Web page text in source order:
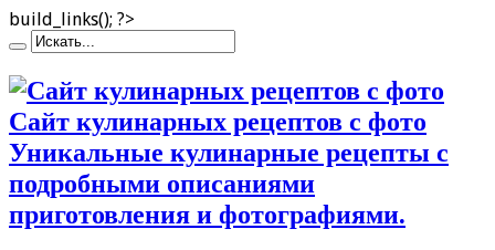
build_links(); ?>
Сайт кулинарных рецептов с фото
Уникальные кулинарные рецепты с
подробными описаниями
приготовления и фотографиями.